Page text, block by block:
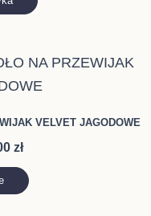
VELVET JAGODOWE
zł
Zakres
od
do
89,00 zł
Ten
produkt
Opcje